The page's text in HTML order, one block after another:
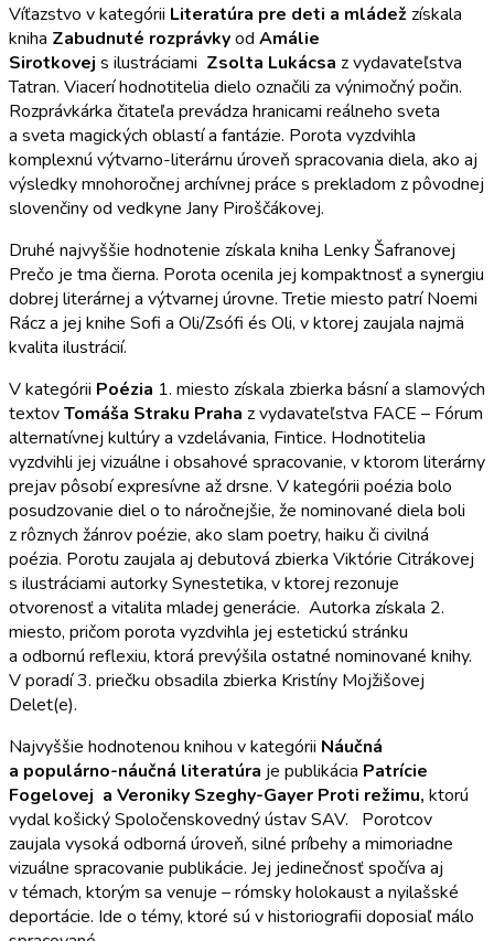
Víťazstvo v kategórii Literatúra pre deti a mládežzískala
kniha Zabudnuté rozprávkyod Amálie
Sirotkovej s ilustráciami Zsolta Lukácsa z vydavateľstva
Tatran. Viacerí hodnotitelia dielo označili za výnimočný počin.
Rozprávkárka čitateľa prevádza hranicami reálneho sveta
a sveta magických oblastí a fantázie. Porota vyzdvihla
komplexnú výtvarno-literárnu úroveň spracovania diela, ako aj
výsledky mnohoročnej archívnej práce s prekladom z pôvodnej
slovenčiny od vedkyne Jany Piroščákovej.
Druhé najvyššie hodnotenie získala kniha Lenky Šafranovej
Prečo je tma čierna. Porota ocenila jej kompaktnosť a synergiu
dobrej literárnej a výtvarnej úrovne. Tretie miesto patrí Noemi
Rácz a jej knihe Sofi a Oli/Zsófi és Oli, v ktorej zaujala najmä
kvalita ilustrácií.
V kategórii Poézia 1. miesto získala zbierka básní a slamových
textovTomáša Straku Praha z vydavateľstva FACE – Fórum
alternatívnej kultúry a vzdelávania, Fintice. Hodnotitelia
vyzdvihli jej vizuálne i obsahové spracovanie, v ktorom literárny
prejav pôsobí expresívne až drsne. V kategórii poézia bolo
posudzovanie diel o to náročnejšie, že nominované diela boli
z rôznych žánrov poézie, ako slam poetry, haiku či civilná
poézia. Porotu zaujala aj debutová zbierka Viktórie Citrákovej
s ilustráciami autorky Synestetika, v ktorej rezonuje
otvorenosť a vitalita mladej generácie. Autorka získala 2.
miesto, pričom porota vyzdvihla jej estetickú stránku
a odbornú reflexiu, ktorá prevýšila ostatné nominované knihy.
V poradí 3. priečku obsadila zbierka Kristíny Mojžišovej
Delet(e).
Najvyššie hodnotenou knihou v kategórii Náučná
a populárno-náučná literatúra je publikácia Patrície
Fogelovej a Veroniky Szeghy-Gayer Proti režimu, ktorú
vydal košický Spoločenskovedný ústav SAV.
Porotcov
zaujala vysoká odborná úroveň, silné príbehy a mimoriadne
vizuálne spracovanie publikácie. Jej jedinečnosť spočíva aj
v témach, ktorým sa venuje – rómsky holokaust a nyilašské
deportácie. Ide o témy, ktoré sú v historiografii doposiaľ málo